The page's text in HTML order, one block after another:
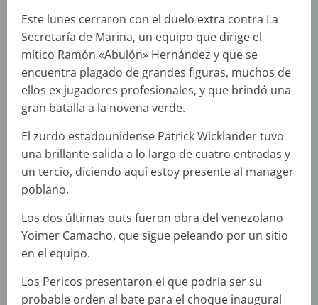
Este lunes cerraron con el duelo extra contra La
Secretaría de Marina, un equipo que dirige el
mítico Ramón «Abulón» Hernández y que se
encuentra plagado de grandes figuras, muchos de
ellos ex jugadores profesionales, y que brindó una
gran batalla a la novena verde.
El zurdo estadounidense Patrick Wicklander tuvo
una brillante salida a lo largo de cuatro entradas y
un tercio, diciendo aquí estoy presente al manager
poblano.
Los dos últimas outs fueron obra del venezolano
Yoimer Camacho, que sigue peleando por un sitio
en el equipo.
Los Pericos presentaron el que podría ser su
probable orden al bate para el choque inaugural